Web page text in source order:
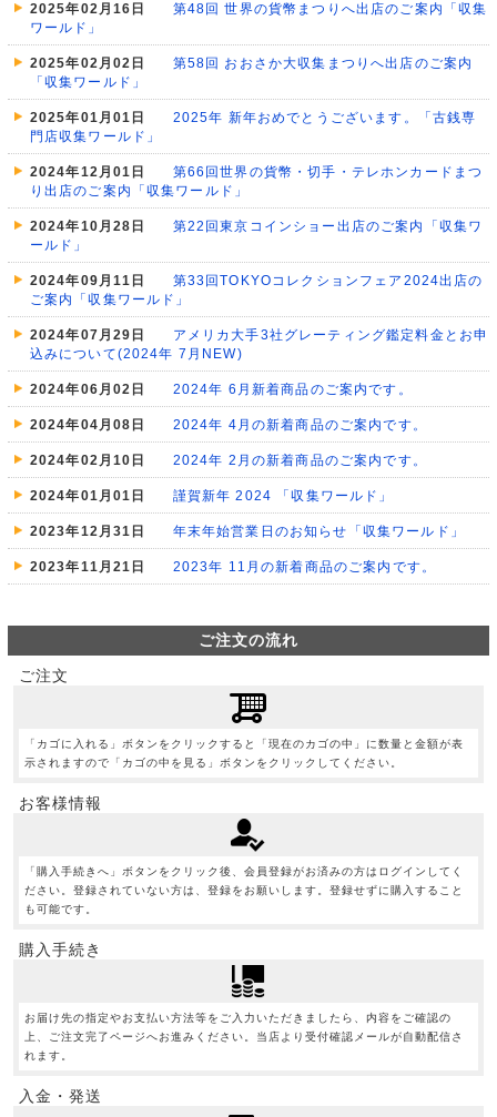
2025年02月16日
第48回 世界の貨幣まつりへ出店のご案内「収集
ワールド」
2025年02月02日
第58回 おおさか大収集まつりへ出店のご案内
「収集ワールド」
2025年01月01日
2025年 新年おめでとうございます。「古銭専
門店収集ワールド」
2024年12月01日
第66回世界の貨幣・切手・テレホンカードまつ
り出店のご案内「収集ワールド」
2024年10月28日
第22回東京コインショー出店のご案内「収集ワ
ールド」
2024年09月11日
第33回TOKYOコレクションフェア2024出店の
ご案内「収集ワールド」
2024年07月29日
アメリカ大手3社グレーティング鑑定料金とお申
込みについて(2024年 7月NEW)
2024年06月02日 2024年 6月新着商品のご案内です。
2024年04月08日 2024年 4月の新着商品のご案内です。
2024年02月10日 2024年 2月の新着商品のご案内です。
2024年01月01日 謹賀新年 2024 「収集ワールド」
2023年12月31日 年末年始営業日のお知らせ「収集ワールド」
2023年11月21日 2023年 11月の新着商品のご案内です。
ご注文の流れ
ご注文
「カゴに入れる」ボタンをクリックすると「現在のカゴの中」に数量と金額が表
示されますので「カゴの中を見る」ボタンをクリックしてください。
お客様情報
「購入手続きへ」ボタンをクリック後、会員登録がお済みの方はログインしてく
ださい。登録されていない方は、登録をお願いします。登録せずに購入すること
も可能です。
購入手続き
お届け先の指定やお支払い方法等をご入力いただきましたら、内容をご確認の
上、ご注文完了ページへお進みください。当店より受付確認メールが自動配信さ
れます。
入金・発送